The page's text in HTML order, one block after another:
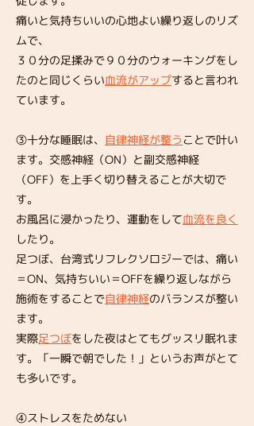
痛いと気持ちいいの心地よい繰り返しのリズ
ムで、
３０分の足揉みで９０分のウォーキングをし
たのと同じくらい血流がアップ​すると言われ
ています。
​③十分な睡眠は、 自律神経が整うことで叶い
ます。交感神経（ON）と副交感神経
（OFF）を上手く切り替えることが大切で
す。
お風呂に浸かったり、運動をして血流を良く
したり。
足つぼ、台湾式リフレクソロジーでは、痛い
＝ON、気持ちいい＝OFFを繰り返しながら
施術をすることで自律神経のバランスが整い
ます。
実際足つぼをした夜はとてもグッスリ眠れま
す。「一瞬で朝でした！」というお声がとて
も多いです。
④ストレスをためない